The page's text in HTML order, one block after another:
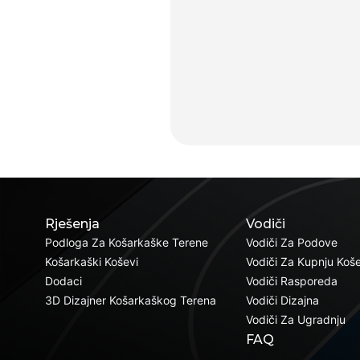
Rješenja
Podloga Za Košarkaške Terene
Košarkaški Koševi
Dodaci
3D Dizajner Košarkaškog Terena
Vodiči
Vodiči Za Podove
Vodiči Za Kupnju
Vodiči Rasporeda
Vodiči Dizajna
Vodiči Za Ugradnju
FAQ